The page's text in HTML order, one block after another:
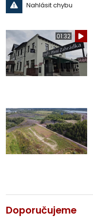
Nahlásit chybu
01:32
Doporučujeme